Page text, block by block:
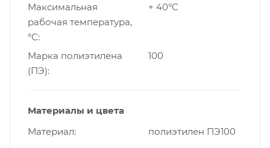
Максимальная
рабочая температура,
°С
+ 40°С
Марка полиэтилена
(ПЭ)
100
Материалы и цвета
Материал
полиэтилен ПЭ100